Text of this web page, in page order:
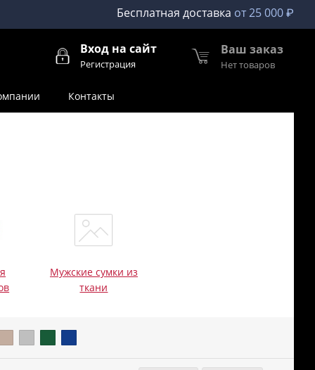
Бесплатная доставка от 25 000 ₽
Вход на сайт
Регистрация
Ваш заказ
Нет товаров
Контакты
Мужские сумки из
ткани